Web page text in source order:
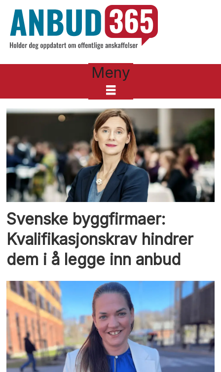
Meny
Tag:
2
Svenske byggfirmaer:
Kvalifikasjonskrav hindrer
dem i å legge inn anbud